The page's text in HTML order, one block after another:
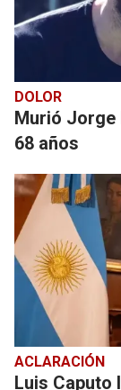
DOLOR
Murió Jorge
68 años
ACLARACIÓN
Luis Caputo